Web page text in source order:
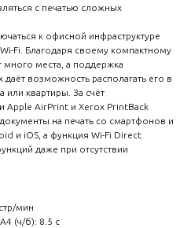
с печатью сложных
к офисной инфраструктуре
Fi. Благодаря своему компактному
много места, а поддержка
возможность располагать его в
квартиры. За счёт
Apple AirPrint и Xerox PrintBack
на печать со смартфонов и
и iOS, а функция Wi-Fi Direct
даже при отсутствии
мин
(ч/б): 8.5 с